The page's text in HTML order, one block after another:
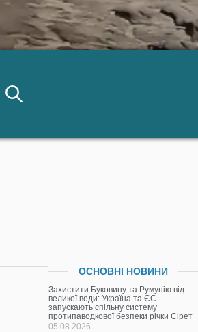
ОСНОВНІ НОВИНИ
Захистити Буковину та Румунію від
великої води: Україна та ЄС
запускають спільну систему
протипаводкової безпеки річки Сірет
05.08.2026